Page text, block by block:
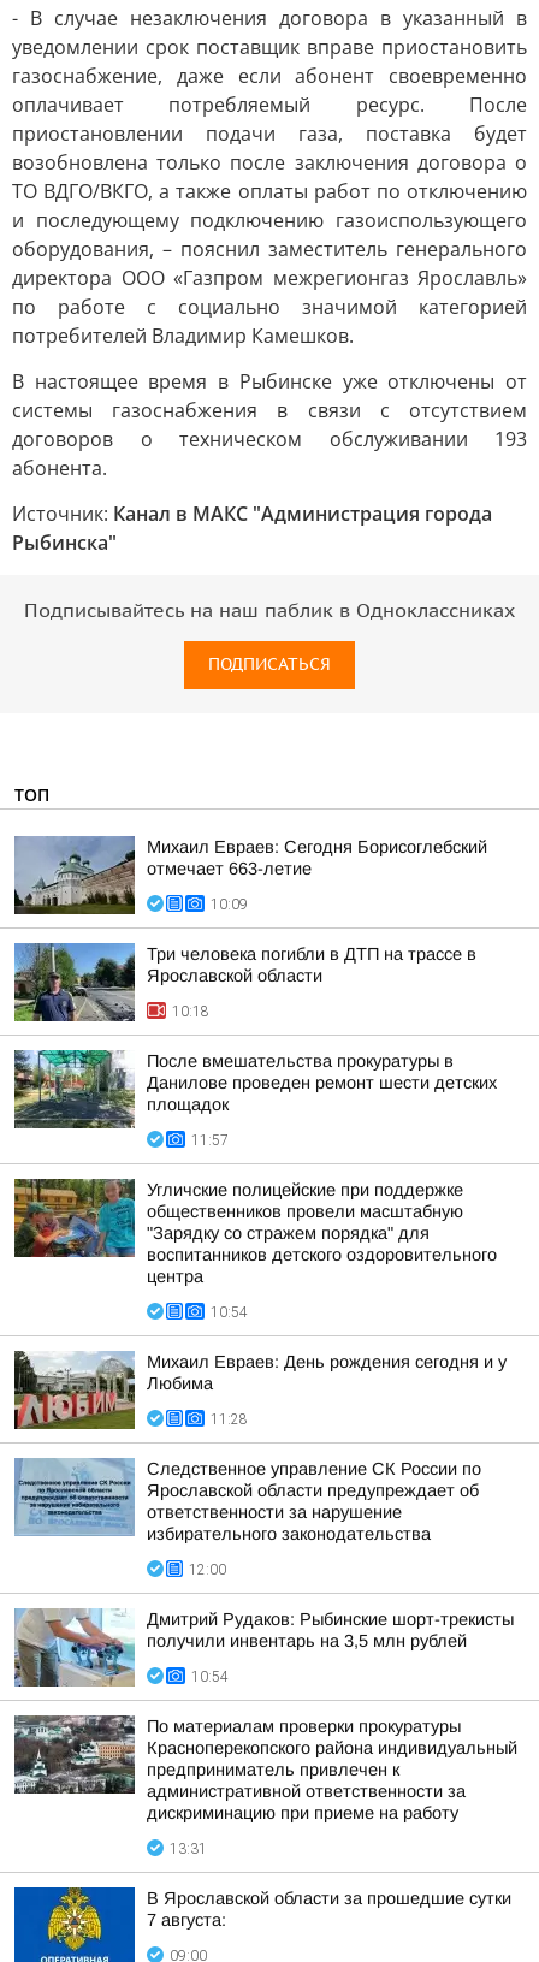
- В случае незаключения договора в указанный в
уведомлении срок поставщик вправе приостановить
газоснабжение, даже если абонент своевременно
оплачивает потребляемый ресурс. После
приостановлении подачи газа, поставка будет
возобновлена только после заключения договора о
ТО ВДГО/ВКГО, а также оплаты работ по отключению
и последующему подключению газоиспользующего
оборудования, – пояснил заместитель генерального
директора ООО «Газпром межрегионгаз Ярославль»
по работе с социально значимой категорией
потребителей Владимир Камешков.
В настоящее время в Рыбинске уже отключены от
системы газоснабжения в связи с отсутствием
договоров о техническом обслуживании 193
абонента.
Источник: Канал в МАКС "Администрация города
Рыбинска"
Подписывайтесь на наш паблик в Одноклассниках
ПОДПИСАТЬСЯ
ТОП
Михаил Евраев: Сегодня Борисоглебский
отмечает 663-летие
10:09
Три человека погибли в ДТП на трассе в
Ярославской области
10:18
После вмешательства прокуратуры в
Данилове проведен ремонт шести детских
площадок
11:57
Угличские полицейские при поддержке
общественников провели масштабную
"Зарядку со стражем порядка" для
воспитанников детского оздоровительного
центра
10:54
Михаил Евраев: День рождения сегодня и у
Любима
11:28
Следственное управление СК России по
Ярославской области предупреждает об
ответственности за нарушение
избирательного законодательства
12:00
Дмитрий Рудаков: Рыбинские шорт-трекисты
получили инвентарь на 3,5 млн рублей
10:54
По материалам проверки прокуратуры
Красноперекопского района индивидуальный
предприниматель привлечен к
административной ответственности за
дискриминацию при приеме на работу
13:31
В Ярославской области за прошедшие сутки
7 августа:
09:00